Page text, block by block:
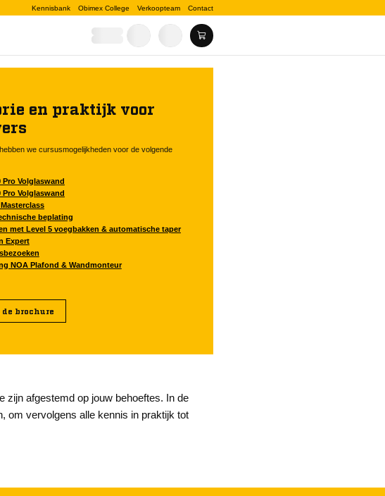
Kennisbank Obimex College Verkoopteam Contact
en praktijk voor
we cursusmogelijkheden voor de volgende
Pro Volglaswand
Pro Volglaswand
beplating
met Level 5 voegbakken & automatische taper
Expert
NOA Plafond & Wandmonteur
brochure
zijn afgestemd op jouw behoeftes. In de
om vervolgens alle kennis in praktijk tot